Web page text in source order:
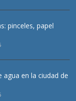
pinceles, papel
agua en la ciudad de